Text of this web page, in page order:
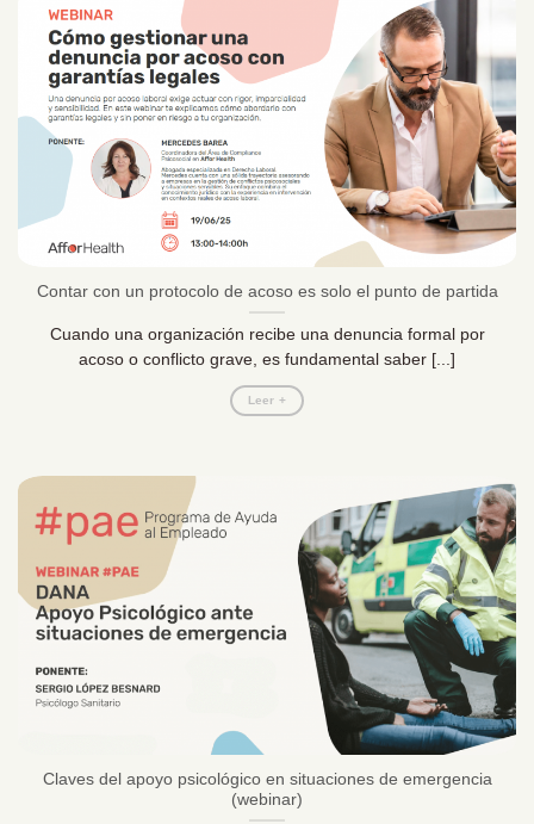
Contar con un protocolo de acoso es solo el punto de partida
Cuando una organización recibe una denuncia formal por
acoso o conflicto grave, es fundamental saber [...]
Leer +
Claves del apoyo psicológico en situaciones de emergencia
(webinar)